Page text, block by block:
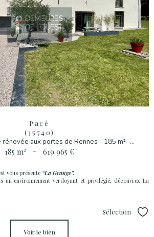
Pacé
(35740)
aux portes de Rennes - 185 m² -...
185 m² - 619 965 €
vous présente “La Grange”.
un environnement verdoyant et privilégié, découvrez La
Sélection
voir le bien